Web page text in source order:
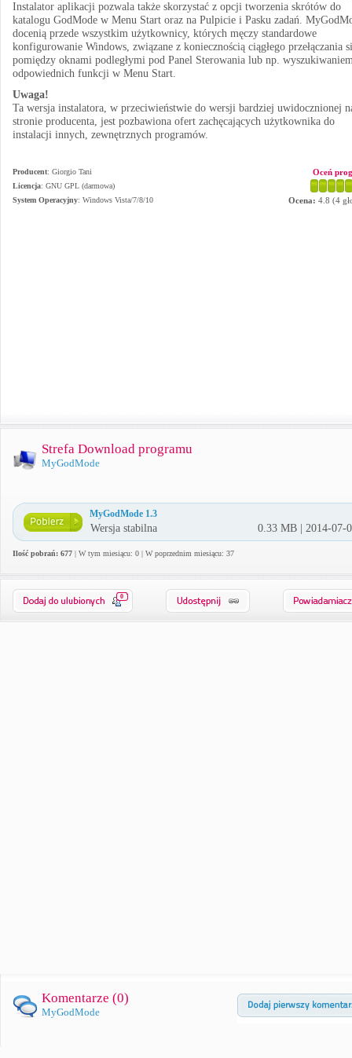
Instalator aplikacji pozwala także skorzystać z opcji tworzenia skrótów do
katalogu GodMode w Menu Start oraz na Pulpicie i Pasku zadań.
docenią przede wszystkim użytkownicy, których męczy standardowe
konfigurowanie Windows, związane z koniecznością ciągłego przełączania
pomiędzy oknami podległymi pod Panel Sterowania lub np.
odpowiednich funkcji w Menu Start.
Uwaga!
Ta wersja instalatora, w przeciwieństwie do wersji bardziej uwidocznionej
stronie producenta, jest pozbawiona ofert zachęcających użytkownika do
instalacji innych, zewnętrznych programów.
Producent: Giorgio Tani
Licencja: GNU GPL (darmowa)
System Operacyjny: Windows Vista/7/8/10
Oceń
Ocena: 4.8 (4
Strefa Download programu
MyGodMode
MyGodMode 1.3
Wersja stabilna 0.33 MB | 2014-07-
Ilość pobrań: 677 | W tym miesiącu: 0 | W poprzednim miesiącu: 37
0
Komentarze (0)
MyGodMode